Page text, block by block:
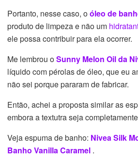
Portanto, nesse caso, oóleo de
produto de limpeza e não um
ele possa contribuir para ela ocorrer.
Me lembrou oSunny Melon Oil da
líquido com pérolas de óleo, que eu
não sei porque pararam de fabricar.
Então, achei a proposta similar as
embora a textutra seja
Veja espuma de banho: Nivea Silk
Banho Vanilla Caramel .